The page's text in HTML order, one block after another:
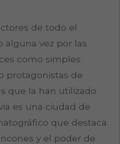
de todo el
alguna vez por las
como simples
protagonistas de
que la han utilizado
es una ciudad de
que destaca
y el poder de